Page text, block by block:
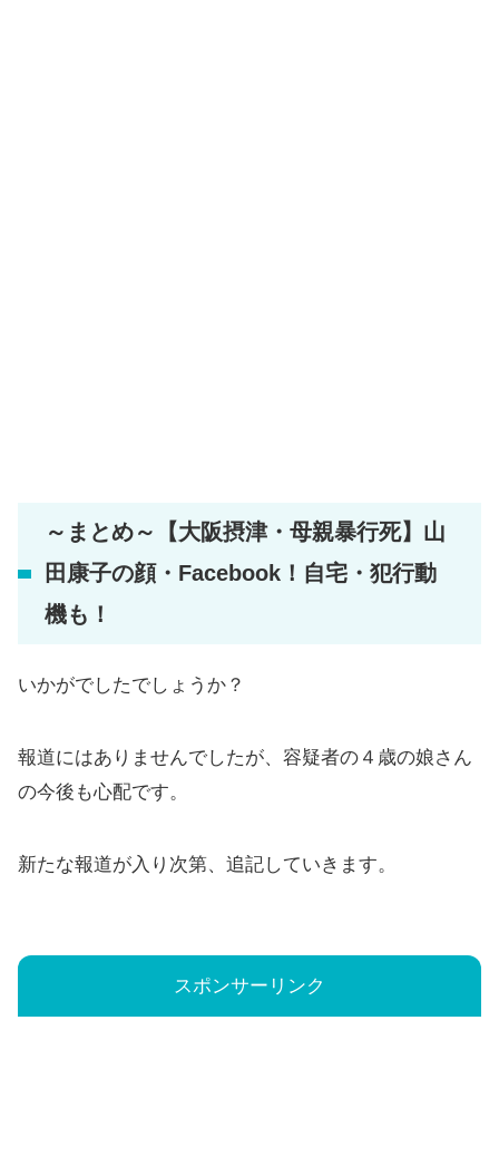
～まとめ～【大阪摂津・母親暴行死】山
田康子の顔・Facebook！自宅・犯行動
機も！
いかがでしたでしょうか？
報道にはありませんでしたが、容疑者の４歳の娘さん
の今後も心配です。
新たな報道が入り次第、追記していきます。
スポンサーリンク